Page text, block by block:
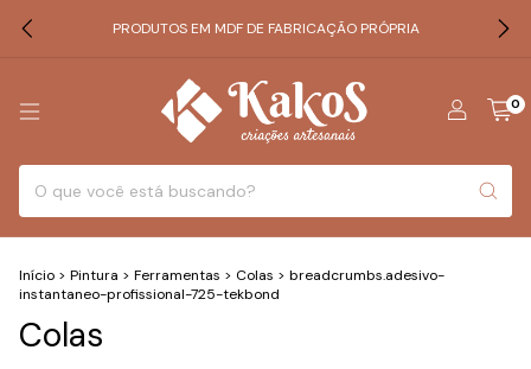
PRODUTOS EM MDF DE FABRICAÇÃO PRÓPRIA
0
Início > Pintura > Ferramentas > Colas > breadcrumbs.adesivo-
instantaneo-profissional-725-tekbond
Colas